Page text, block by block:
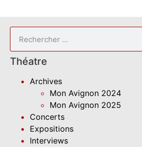
Théatre
Archives
Mon Avignon 2024
Mon Avignon 2025
Concerts
Expositions
Interviews